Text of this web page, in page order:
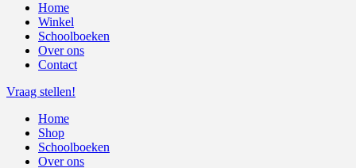
Home
Winkel
Schoolboeken
Over ons
Contact
Vraag stellen!
Home
Shop
Schoolboeken
Over ons